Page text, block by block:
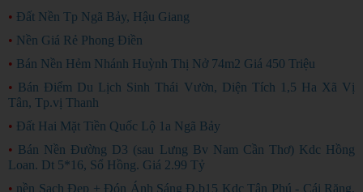
• Đất Nền Tp Ngã Bảy, Hậu Giang
• Nền Giá Rẻ Phong Điền
• Bán Nền Hẻm Nhánh Huỳnh Thị Nở 74m2 Giá 450 Triệu
• Bán Điểm Du Lịch Sinh Thái Vườn, Diện Tích 1,5 Ha Xã Vị
Tân, Tp.vị Thanh
• Đất Hai Mặt Tiền Quốc Lộ 1a Ngã Bảy
• Bán Nền Đường D3 (sau Lưng Bv Nam Cần Thơ) Kdc Hồng
Loan. Dt 5*16, Sổ Hồng. Giá 2.99 Tỷ
• nền Sạch Đẹp + Đón Ánh Sáng Đ.b15 Kdc Tân Phú - Cái Răng,